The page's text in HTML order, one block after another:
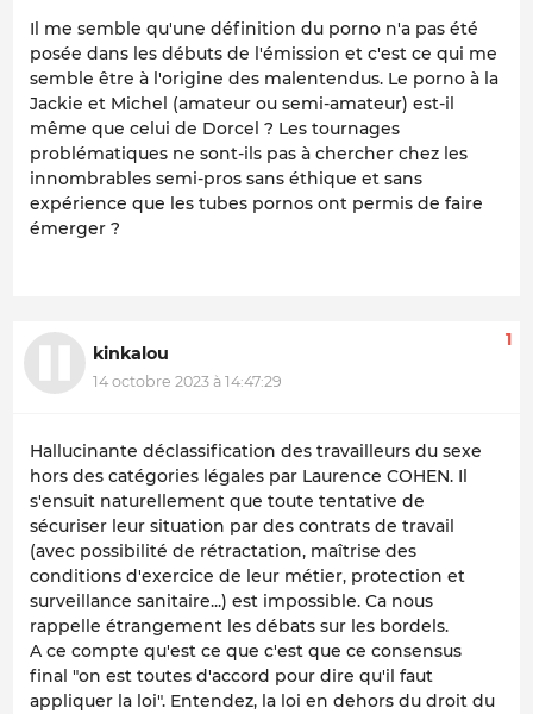
Il me semble qu'une définition du porno n'a pas été
posée dans les débuts de l'émission et c'est ce qui me
semble être à l'origine des malentendus. Le porno à la
Jackie et Michel (amateur ou semi-amateur) est-il
même que celui de Dorcel ? Les tournages
problématiques ne sont-ils pas à chercher chez les
innombrables semi-pros sans éthique et sans
expérience que les tubes pornos ont permis de faire
émerger ?
kinkalou
14 octobre 2023 à 14:47:29
1
Hallucinante déclassification des travailleurs du sexe
hors des catégories légales par Laurence COHEN. Il
s'ensuit naturellement que toute tentative de
sécuriser leur situation par des contrats de travail
(avec possibilité de rétractation, maîtrise des
conditions d'exercice de leur métier, protection et
surveillance sanitaire...) est impossible. Ca nous
rappelle étrangement les débats sur les bordels.
A ce compte qu'est ce que c'est que ce consensus
final "on est toutes d'accord pour dire qu'il faut
appliquer la loi". Entendez, la loi en dehors du droit du